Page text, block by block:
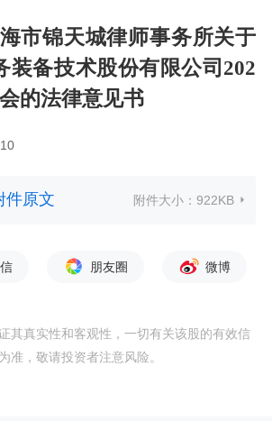
市锦天城律师事务所关于
装备技术股份有限公司202
的法律意见书
件原文 附件大小： 922KB
朋友圈 微博
其真实性和客观性，一切有关该股的有效信
准，敬请投资者注意风险。